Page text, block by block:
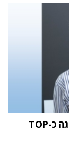
מחקר STKI השנתי: וואן טכנולוגיות דורגה כ-TOP